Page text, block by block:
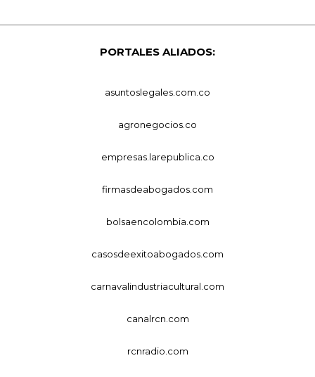
PORTALES ALIADOS:
asuntoslegales.com.co
agronegocios.co
empresas.larepublica.co
firmasdeabogados.com
bolsaencolombia.com
casosdeexitoabogados.com
carnavalindustriacultural.com
canalrcn.com
rcnradio.com